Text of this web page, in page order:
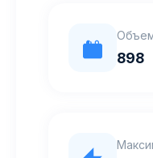
898